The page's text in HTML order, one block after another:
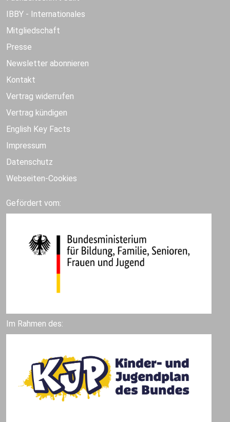
IBBY - Internationales
Mitgliedschaft
Presse
Newsletter abonnieren
Kontakt
Vertrag widerrufen
Vertrag kündigen
English Key Facts
Impressum
Datenschutz
Webseiten-Cookies
Gefördert vom:
Im Rahmen des: